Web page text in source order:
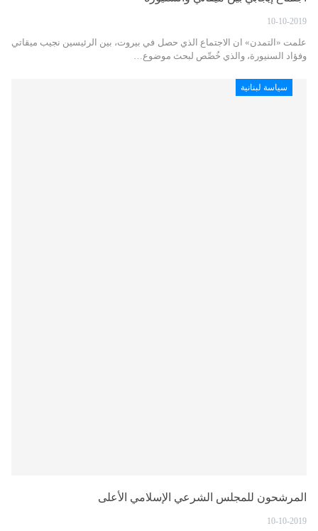
10-10-2019
علمت «التمدن» ان الاجتماع الذي حصل في بيروت، بين الرئيسين نجيب ميقاتي
وفؤاد السنيورة، والذي خُصِّص لبحث موضوع…
سياسة لبنانية
المرشحون للمجلس الشرعي الإسلامي الأعلى
10-10-2019